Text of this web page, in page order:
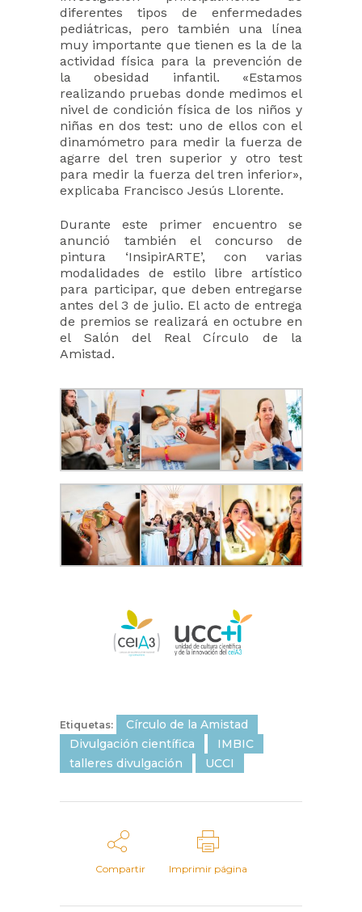
diferentes tipos de enfermedades
pediátricas, pero también una línea
muy importante que tienen es la de la
actividad física para la prevención de
la obesidad infantil. «Estamos
realizando pruebas donde medimos el
nivel de condición física de los niños y
niñas en dos test: uno de ellos con el
dinamómetro para medir la fuerza de
agarre del tren superior y otro test
para medir la fuerza del tren inferior»,
explicaba Francisco Jesús Llorente.
Durante este primer encuentro se
anunció también el concurso de
pintura ‘InsipirARTE’, con varias
modalidades de estilo libre artístico
para participar, que deben entregarse
antes del 3 de julio. El acto de entrega
de premios se realizará en octubre en
el Salón del Real Círculo de la
Amistad.
Etiquetas:
Círculo de la Amistad
Divulgación científica
IMBIC
talleres divulgación
UCCI
Compartir Imprimir página